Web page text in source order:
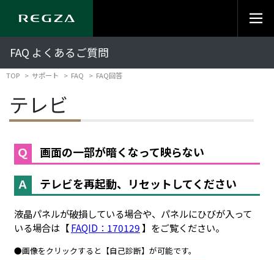
FAQ よくあるご質問
TOP サポート FAQ FAQ回答
テレビ